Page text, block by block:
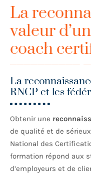
La
valeur
coach
La
RNCP et les
Obtenir une
de qualité et de
National des
formation répond aux
d’employeurs et de